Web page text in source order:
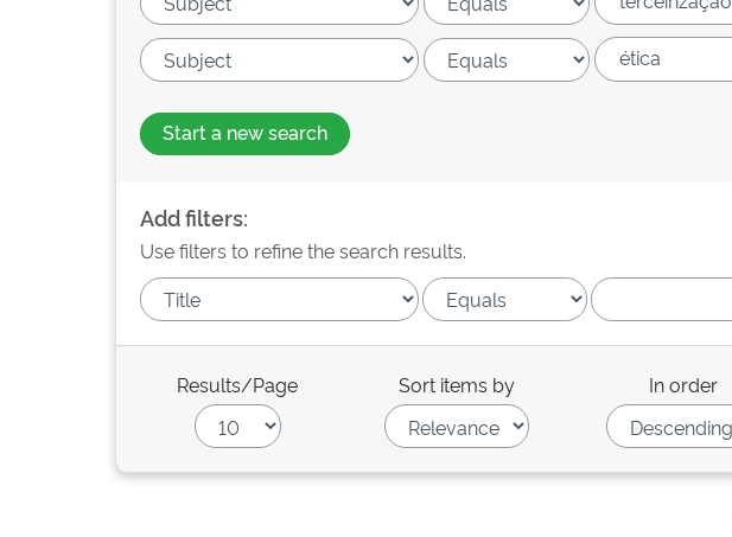
Start a new search
Add filters:
Use filters to refine the search results.
Results/Page Sort items by In order